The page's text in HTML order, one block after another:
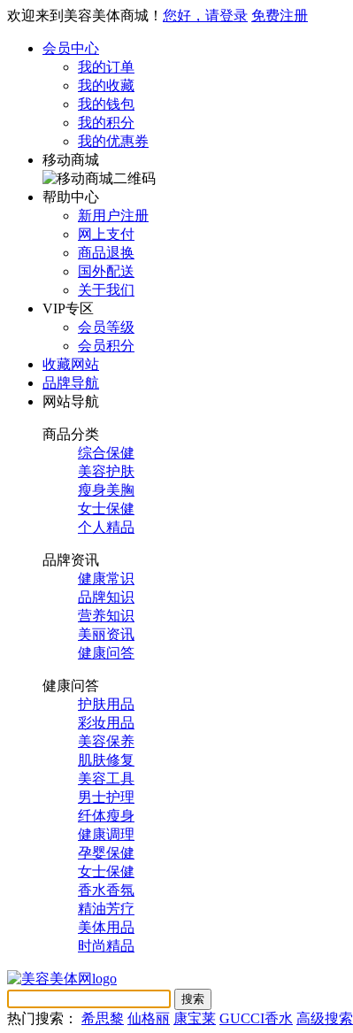
欢迎来到美容美体商城！ 您好，请登录 免费注册
会员中心
我的订单
我的收藏
我的钱包
我的积分
我的优惠券
移动商城
帮助中心
新用户注册
网上支付
商品退换
国外配送
关于我们
VIP专区
会员等级
会员积分
收藏网站
品牌导航
网站导航
商品分类
综合保健
美容护肤
瘦身美胸
女士保健
个人精品
品牌资讯
健康常识
品牌知识
营养知识
美丽资讯
健康问答
健康问答
护肤用品
彩妆用品
美容保养
肌肤修复
美容工具
男士护理
纤体瘦身
健康调理
孕婴保健
女士保健
香水香氛
精油芳疗
美体用品
时尚精品
热门搜索： 希思黎 仙格丽 康宝莱 GUCCI香水 高级搜索